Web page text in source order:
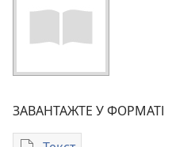
ЗАВАНТАЖТЕ У ФОРМАТІ